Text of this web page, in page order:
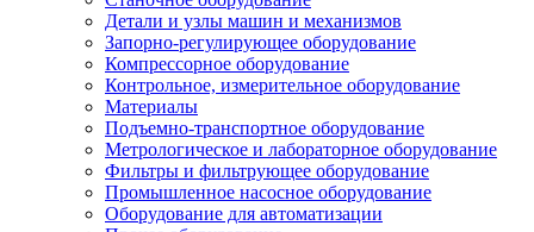
Детали и узлы машин и механизмов
Запорно-регулирующее оборудование
Компрессорное оборудование
Контрольное, измерительное оборудование
Материалы
Подъемно-транспортное оборудование
Метрологическое и лабораторное оборудование
Фильтры и фильтрующее оборудование
Промышленное насосное оборудование
Оборудование для автоматизации